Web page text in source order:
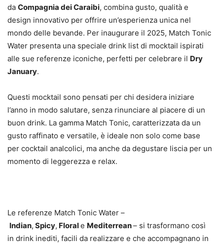
da Compagnia dei Caraibi, combina gusto, qualità e
design innovativo per offrire un’esperienza unica nel
mondo delle bevande. Per inaugurare il 2025, Match Tonic
Water presenta una speciale drink list di mocktail ispirati
alle sue referenze iconiche, perfetti per celebrare il Dry
January.
Questi mocktail sono pensati per chi desidera iniziare
l’anno in modo salutare, senza rinunciare al piacere di un
buon drink. La gamma Match Tonic, caratterizzata da un
gusto raffinato e versatile, è ideale non solo come base
per cocktail analcolici, ma anche da degustare liscia per un
momento di leggerezza e relax.
Le referenze Match Tonic Water –
Indian, Spicy, Florale Mediterrean– si trasformano così
in drink inediti, facili da realizzare e che accompagnano in